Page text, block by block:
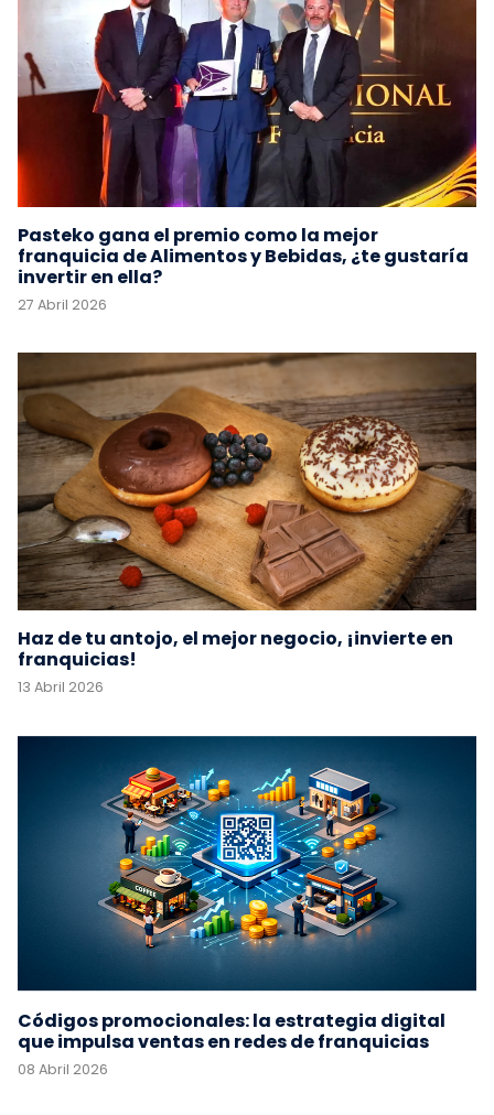
Pasteko gana el premio como la mejor
franquicia de Alimentos y Bebidas, ¿te gustaría
invertir en ella?
27 Abril 2026
Haz de tu antojo, el mejor negocio, ¡invierte en
franquicias!
13 Abril 2026
Códigos promocionales: la estrategia digital
que impulsa ventas en redes de franquicias
08 Abril 2026